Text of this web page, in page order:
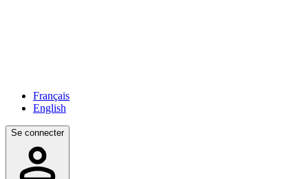
Français
English
Se connecter